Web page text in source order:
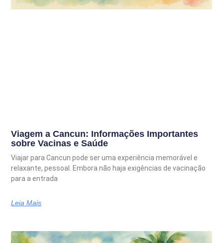
Viagem a Cancun: Informações Importantes
sobre Vacinas e Saúde
Viajar para Cancun pode ser uma experiência memorável e
relaxante, pessoal. Embora não haja exigências de vacinação
para a entrada
Leia Mais